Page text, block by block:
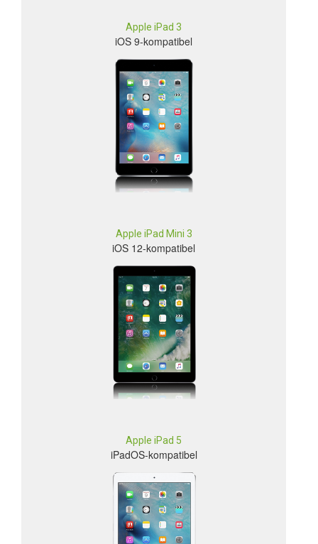
Apple iPad 3
iOS 9-kompatibel
Apple iPad Mini 3
iOS 12-kompatibel
Apple iPad 5
iPadOS-kompatibel